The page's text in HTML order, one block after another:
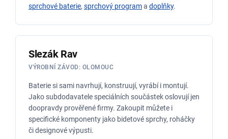
sprchové baterie, sprchový programa doplňky.
Slezák Rav
VÝROBNÍ ZÁVOD: OLOMOUC
Baterie si sami navrhují, konstruují, vyrábí i montují.
Jako subdodavatele speciálních součástek oslovují jen
doopravdy prověřené firmy. Zakoupit můžete i
specifické komponenty jako bidetové sprchy, roháčky
či designové výpusti.